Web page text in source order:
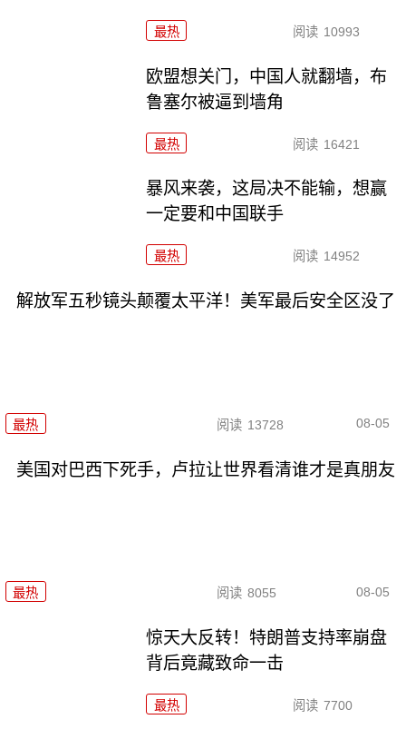
最热 阅读 10993
欧盟想关门，中国人就翻墙，布
鲁塞尔被逼到墙角
最热 阅读 16421
暴风来袭，这局决不能输，想赢
一定要和中国联手
最热 阅读 14952
解放军五秒镜头颠覆太平洋！美军最后安全区没了
最热 阅读 13728 08-05
美国对巴西下死手，卢拉让世界看清谁才是真朋友
最热 阅读 8055 08-05
惊天大反转！特朗普支持率崩盘
背后竟藏致命一击
最热 阅读 7700